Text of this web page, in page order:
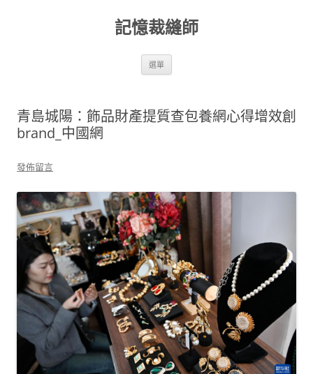
記憶裁縫師
選單
青島城陽：飾品財產提質查包養網心得增效創
brand_中國網
發佈留言